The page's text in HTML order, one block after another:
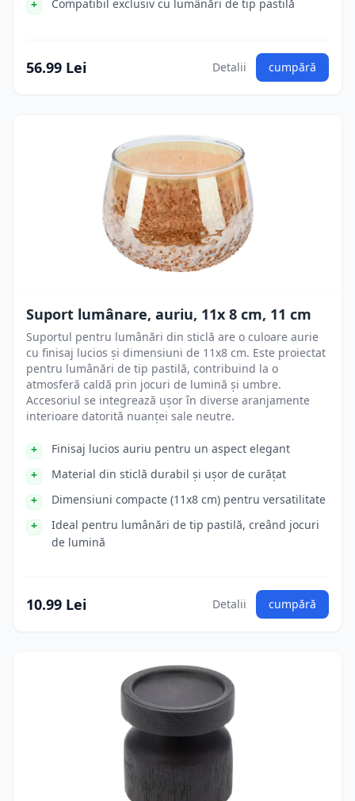
Compatibil exclusiv cu lumânări de tip pastilă
56.99 Lei Detalii cumpără
Suport lumânare, auriu, 11x 8 cm, 11 cm
Suportul pentru lumânări din sticlă are o culoare aurie
cu finisaj lucios și dimensiuni de 11x8 cm. Este proiectat
pentru lumânări de tip pastilă, contribuind la o
atmosferă caldă prin jocuri de lumină și umbre.
Accesoriul se integrează ușor în diverse aranjamente
interioare datorită nuanței sale neutre.
Finisaj lucios auriu pentru un aspect elegant
Material din sticlă durabil și ușor de curățat
Dimensiuni compacte (11x8 cm) pentru versatilitate
Ideal pentru lumânări de tip pastilă, creând jocuri
de lumină
10.99 Lei Detalii cumpără